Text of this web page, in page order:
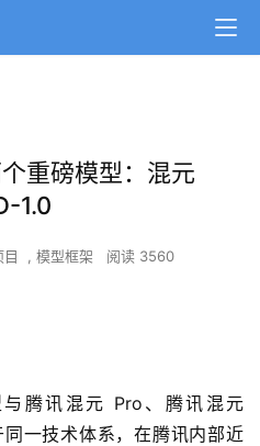
重磅模型：混元
1.0
, 模型框架 阅读 3560
腾讯混元 Pro、腾讯混元
一技术体系，在腾讯内部近